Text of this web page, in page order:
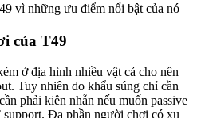
vì những ưu điểm nổi bật của nó
của T49
ở địa hình nhiều vật cả cho nên
Tuy nhiên do khẩu súng chỉ cần
phải kiên nhẫn nếu muốn passive
Đa phần người chơi có xu